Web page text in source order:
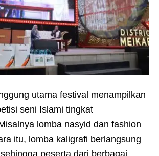
utama festival menampilkan
seni Islami tingkat
lomba nasyid dan fashion
itu, lomba kaligrafi berlangsung